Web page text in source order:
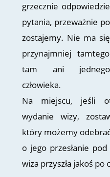
grzecznie
pytania, przeważnie
zostajemy. Nie ma
przynajmniej
tam ani jednego
człowieka.
Na miejscu, jeśli
wydanie wizy,
który możemy
o jego przesłanie
wiza przyszła jakoś po